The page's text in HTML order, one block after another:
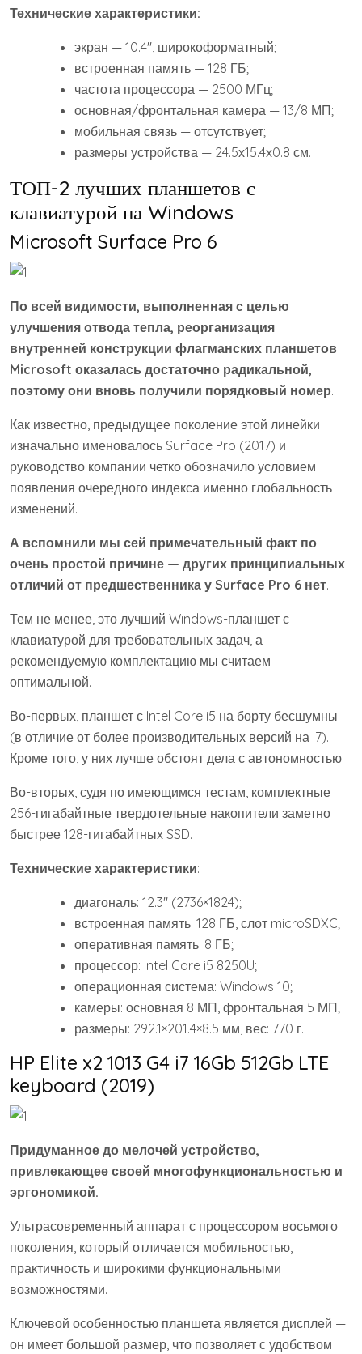
Технические характеристики:
экран — 10.4″, широкоформатный;
встроенная память — 128 ГБ;
частота процессора — 2500 МГц;
основная/фронтальная камера — 13/8 МП;
мобильная связь — отсутствует;
размеры устройства — 24.5х15.4х0.8 см.
ТОП-2 лучших планшетов с
клавиатурой на Windows
Microsoft Surface Pro 6
По всей видимости, выполненная с целью
улучшения отвода тепла, реорганизация
внутренней конструкции флагманских планшетов
Microsoft оказалась достаточно радикальной,
поэтому они вновь получили порядковый номер.
Как известно, предыдущее поколение этой линейки
изначально именовалось Surface Pro (2017) и
руководство компании четко обозначило условием
появления очередного индекса именно глобальность
изменений.
А вспомнили мы сей примечательный факт по
очень простой причине — других принципиальных
отличий от предшественника у Surface Pro 6 нет.
Тем не менее, это лучший Windows-планшет с
клавиатурой для требовательных задач, а
рекомендуемую комплектацию мы считаем
оптимальной.
Во-первых, планшет с Intel Core i5 на борту бесшумны
(в отличие от более производительных версий на i7).
Кроме того, у них лучше обстоят дела с автономностью.
Во-вторых, судя по имеющимся тестам, комплектные
256-гигабайтные твердотельные накопители заметно
быстрее 128-гигабайтных SSD.
Технические характеристики:
диагональ: 12.3″ (2736×1824);
встроенная память: 128 ГБ, слот microSDXC;
оперативная память: 8 ГБ;
процессор: Intel Core i5 8250U;
операционная система: Windows 10;
камеры: основная 8 МП, фронтальная 5 МП;
размеры: 292.1×201.4×8.5 мм, вес: 770 г.
HP Elite x2 1013 G4 i7 16Gb 512Gb LTE
keyboard (2019)
Придуманное до мелочей устройство,
привлекающее своей многофункциональностью и
эргономикой.
Ультрасовременный аппарат с процессором восьмого
поколения, который отличается мобильностью,
практичность и широкими функциональными
возможностями.
Ключевой особенностью планшета является дисплей —
он имеет большой размер, что позволяет с удобством